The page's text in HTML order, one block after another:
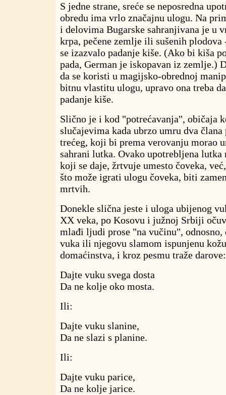
S jedne strane, sreće se neposredna
obredu ima vrlo značajnu ulogu. Na
i delovima Bugarske sahranjivana je u
krpa, pečene zemlje ili sušenih
se izazvalo padanje kiše. (Ako bi kiša
pada, German je iskopavan iz zemlje.)
da se koristi u magijsko-obrednoj
bitnu vlastitu ulogu, upravo ona treba
padanje kiše.
Slično je i kod "potrećavanja", običaja
slučajevima kada ubrzo umru dva člana
trećeg, koji bi prema verovanju morao
sahrani lutka. Ovako upotrebljena lutka
koji se daje, žrtvuje umesto čoveka,
što može igrati ulogu čoveka, biti
mrtvih.
Donekle slična jeste i uloga ubijenog
XX veka, po Kosovu i južnoj Srbiji
mlađi ljudi prose "na vučinu", odnosno,
vuka ili njegovu slamom ispunjenu
domaćinstva, i kroz pesmu traže darove:
Dajte vuku svega dosta
Da ne kolje oko mosta.
Ili:
Dajte vuku slanine,
Da ne slazi s planine.
Ili:
Dajte vuku parice,
Da ne kolje jarice.